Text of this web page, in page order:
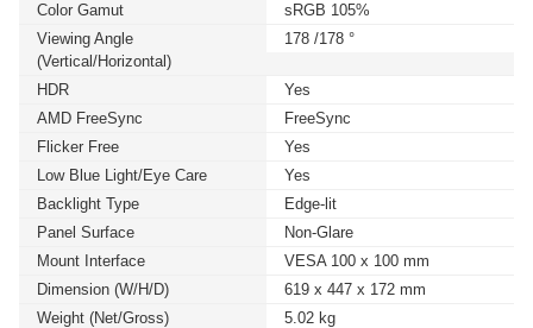
Color Gamut
sRGB 105%
Viewing Angle
(Vertical/Horizontal)
178 /178 °
HDR
Yes
AMD FreeSync
FreeSync
Flicker Free
Yes
Low Blue Light/Eye Care
Yes
Backlight Type
Edge-lit
Panel Surface
Non-Glare
Mount Interface
VESA 100 x 100 mm
Dimension (W/H/D)
619 x 447 x 172 mm
Weight (Net/Gross)
5.02 kg